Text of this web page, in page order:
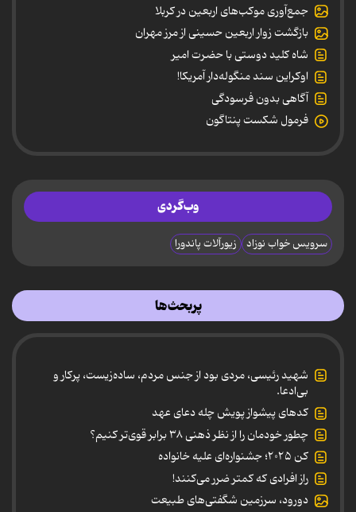
جمع‌آوری موکب‌های اربعین در کربلا
بازگشت زوار اربعین حسینی از مرز مهران
شاه کلید دوستی با حضرت امیر
اوکراین سند منگوله‌دار آمریکا!
آگاهی بدون فرسودگی
فرمول شکست پنتاگون
وب‌گردی
سرویس خواب نوزاد زیورآلات پاندورا
پربحث‌ها
شهید رئیسی، مردی بود از جنس مردم، ساده‌زیست، پرکار و
بی‌ادعا.
کدهای پیشواز پویش چله دعای عهد
چطور خودمان را از نظر ذهنی ۳۸ برابر قوی‌تر کنیم؟
کن ۲۰۲۵؛ جشنواره‌ای علیه خانواده
راز افرادی که کمتر ضرر می‌کنند!
دورود، سرزمین شگفتی‌های طبیعت